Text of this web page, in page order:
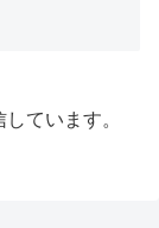
ています。